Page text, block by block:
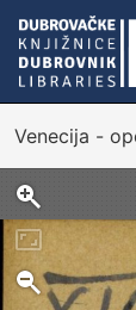
Venecija -
Sken